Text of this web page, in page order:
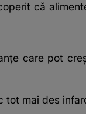
că
care pot
tot mai des